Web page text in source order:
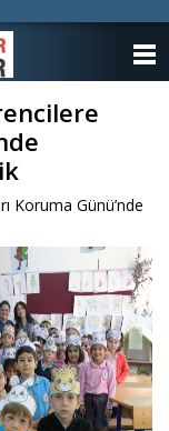
Koruma Günü’nde
KATEGORİLER
ANKETLER
FOTO GALERİ
VİDEO GALERİ
KÜNYE